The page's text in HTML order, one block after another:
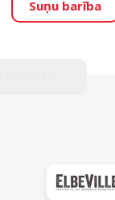
Suņu barība